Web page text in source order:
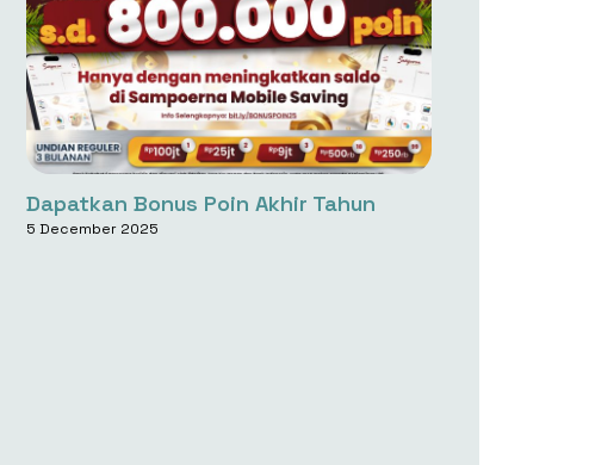
Dapatkan Bonus Poin Akhir Tahun
5 December 2025